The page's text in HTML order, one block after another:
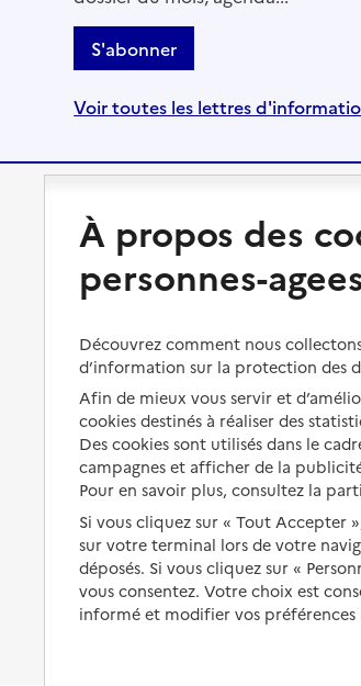
S'abonner
Voir toutes les lettres
Perte d'autonomie : évaluation
et droits
Aménager son logement et
s'équiper
Préserver son autonomie et sa
Organiser à l'avance sa propre
protection
Les mesures de protection
Les obligations de la famille
À qui s’adresser ?
Bénéficier
Aides
Solutions
Partager
Vivre à
maladie
Être
Fin de vie
À propos des
personnes-
Découvrez comment nous
d’information sur la protection des
Afin de mieux vous servir et
cookies destinés à réaliser des
Des cookies sont utilisés dans le
campagnes et afficher de la
Pour en savoir plus, consultez la
Si vous cliquez sur « Tout Accepter
sur votre terminal lors de votre
déposés. Si vous cliquez sur «
vous consentez. Votre choix est
informé et modifier vos préférences